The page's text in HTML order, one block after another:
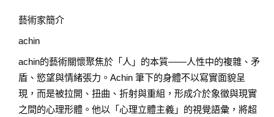
藝術家簡介
achin
achin的藝術關懷聚焦於「人」的本質——人性中的複雜、矛
盾、慾望與情緒張力。Achin 筆下的身體不以寫實面貌呈
現，而是被拉開、扭曲、折射與重組，形成介於象徵與現實
之間的心理形體。他以「心理立體主義」的視覺語彙，將超